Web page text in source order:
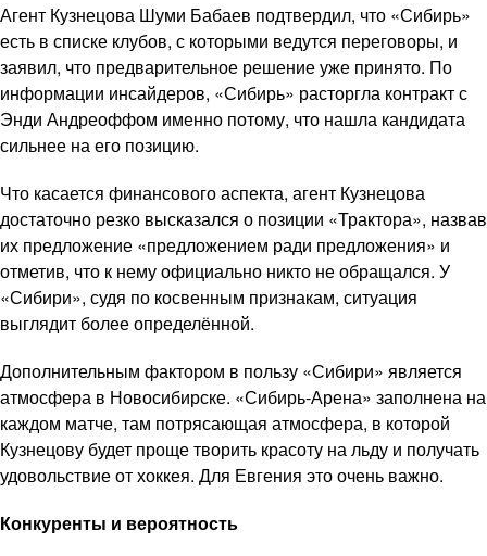
Агент Кузнецова Шуми Бабаев подтвердил, что «Сибирь»
есть в списке клубов, с которыми ведутся переговоры, и
заявил, что предварительное решение уже принято. По
информации инсайдеров, «Сибирь» расторгла контракт с
Энди Андреоффом именно потому, что нашла кандидата
сильнее на его позицию.
Что касается финансового аспекта, агент Кузнецова
достаточно резко высказался о позиции «Трактора», назвав
их предложение «предложением ради предложения» и
отметив, что к нему официально никто не обращался. У
«Сибири», судя по косвенным признакам, ситуация
выглядит более определённой.
Дополнительным фактором в пользу «Сибири» является
атмосфера в Новосибирске. «Сибирь-Арена» заполнена на
каждом матче, там потрясающая атмосфера, в которой
Кузнецову будет проще творить красоту на льду и получать
удовольствие от хоккея. Для Евгения это очень важно.
Конкуренты и вероятность